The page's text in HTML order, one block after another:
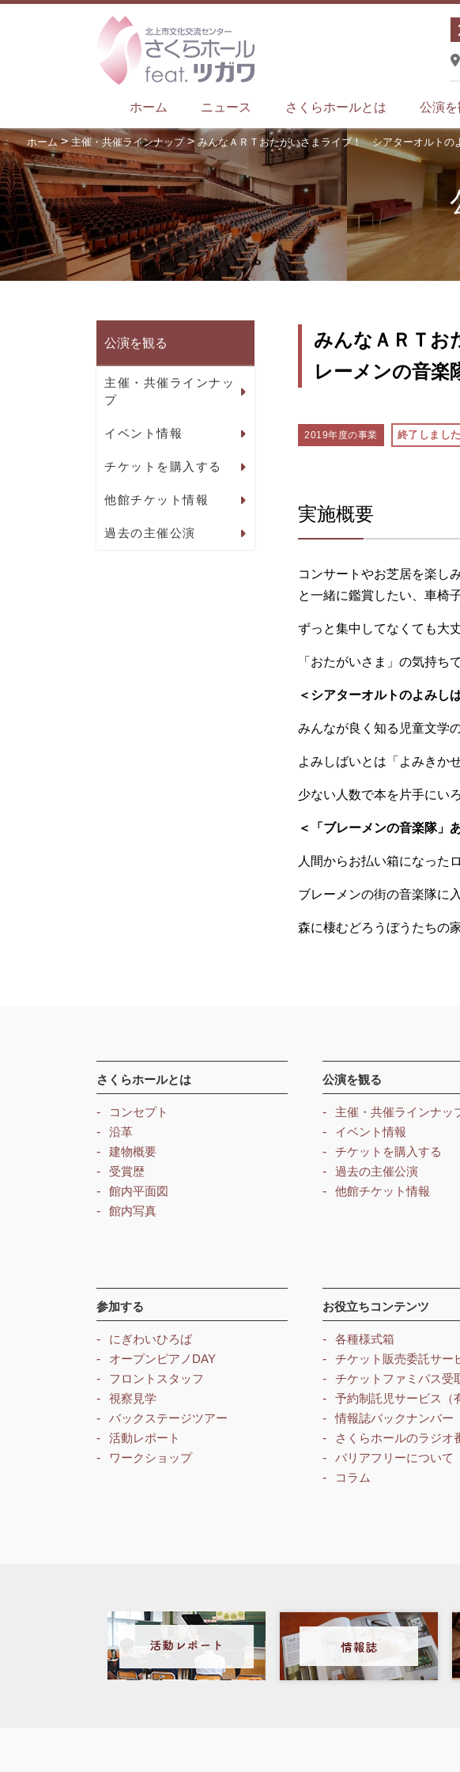
ホーム ニュース さくらホールとは 公演を
ホーム>主催・共催ラインナップ> みんなＡＲＴおたがいさまライブ！ シアターオルトの
公演を観る
主催・共催ラインナッ
プ
イベント情報
チケットを購入する
他館チケット情報
過去の主催公演
みんなＡＲＴ
レーメンの音楽
2019年度の事業 終了しました
実施概要
コンサートやお芝居を楽し
と一緒に鑑賞したい、車椅
ずっと集中してなくても大
「おたがいさま」の気持ち
＜シアターオルトのよみし
みんなが良く知る児童文学
よみしばいとは「よみきか
少ない人数で本を片手にい
＜「ブレーメンの音楽隊」
人間からお払い箱になった
ブレーメンの街の音楽隊に
森に棲むどろうぼうたちの
さくらホールとは
コンセプト
沿革
建物概要
受賞歴
館内平面図
館内写真
公演を観る
主催・共催ラインナッ
イベント情報
チケットを購入する
過去の主催公演
他館チケット情報
参加する
にぎわいひろば
オープンピアノDAY
フロントスタッフ
視察見学
バックステージツアー
活動レポート
ワークショップ
お役立ちコンテンツ
各種様式箱
チケット販売委託サー
チケットファミパス受
予約制託児サービス（
情報誌バックナンバー
さくらホールのラジオ
バリアフリーについて
コラム